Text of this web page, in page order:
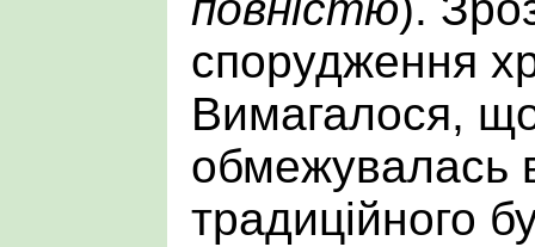
спорудження
Вимагалося,
обмежувалась
традиційного